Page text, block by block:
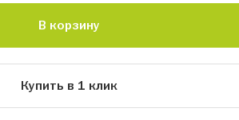
В корзину
Купить в 1 клик